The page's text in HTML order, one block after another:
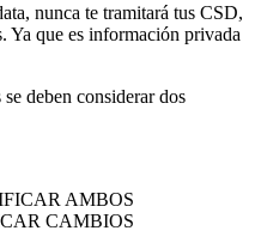
nunca te tramitará tus CSD,
Ya que es información privada
deben considerar dos
AMBOS
CAMBIOS